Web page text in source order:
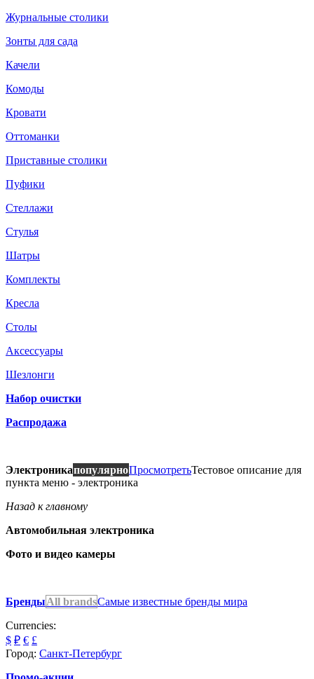
Журнальные столики
Зонты для сада
Качели
Комоды
Кровати
Оттоманки
Приставные столики
Пуфики
Стеллажи
Стулья
Шатры
Комплекты
Кресла
Столы
Аксессуары
Шезлонги
Набор очистки
Распродажа
ЭлектроникапопулярноПросмотретьТестовое описание для
пункта меню - электроника
Назад к главному
Автомобильная электроника
Фото и видео камеры
БрендыAll brandsСамые известные бренды мира
Currencies:
$ ₽ € £
Город: Санкт-Петербург